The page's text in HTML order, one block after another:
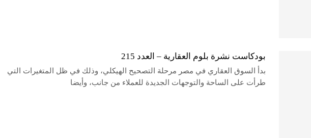
بودكاست نشرة بلوم العقارية – العدد 215
بدأ السوق العقاري في مصر مرحلة التصحيح الهيكلي، وذلك في ظل المتغيرات التي
طرأت على الساحة والتوجهات الجديدة للعملاء من جانب، وأيضا